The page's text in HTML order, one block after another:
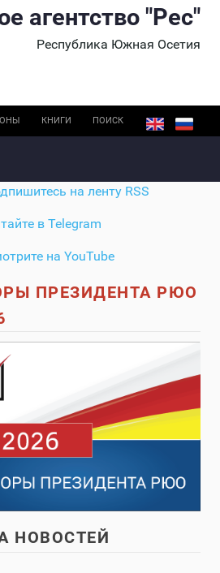
агентство "Рес"
Республика Южная Осетия
КНИГИ ПОИСК
на ленту RSS
в Telegram
на YouTube
ПРЕЗИДЕНТА РЮО
НОВОСТЕЙ